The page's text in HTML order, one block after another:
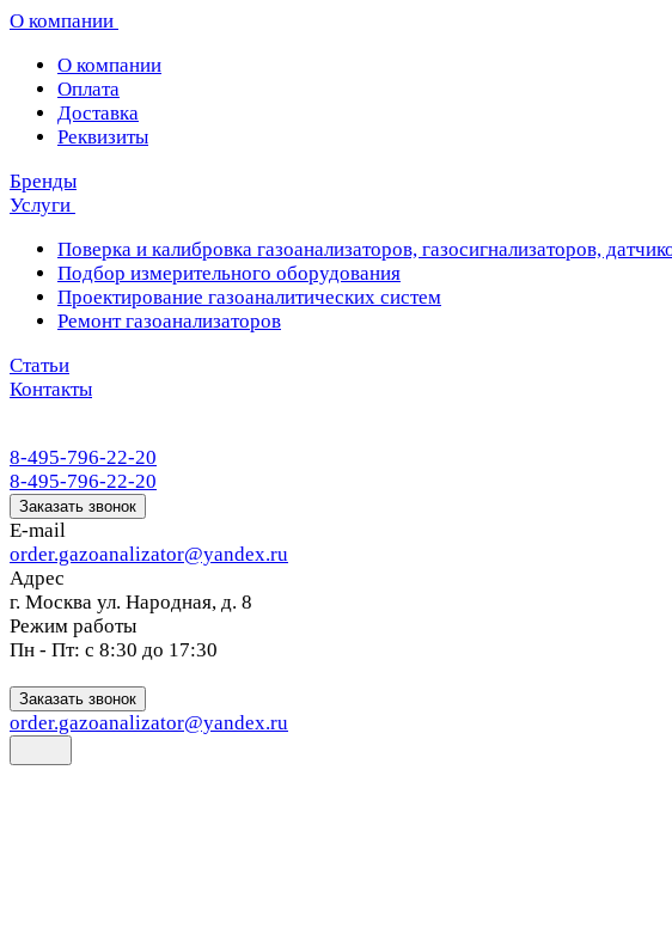
О компании
О компании
Оплата
Доставка
Реквизиты
Бренды
Услуги
Поверка и калибровка газоанализаторов, газосигнализаторов,
Подбор измерительного оборудования
Проектирование газоаналитических систем
Ремонт газоанализаторов
Статьи
Контакты
8-495-796-22-20
8-495-796-22-20
Заказать звонок
E-mail
order.gazoanalizator@yandex.ru
Адрес
г. Москва ул. Народная, д. 8
Режим работы
Пн - Пт: с 8:30 до 17:30
Заказать звонок
order.gazoanalizator@yandex.ru